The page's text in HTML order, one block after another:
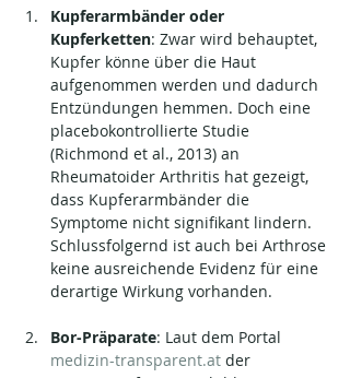
Kupferarmbänder oder
Kupferketten: Zwar wird behauptet,
Kupfer könne über die Haut
aufgenommen werden und dadurch
Entzündungen hemmen. Doch eine
placebokontrollierte Studie
(Richmond et al., 2013) an
Rheumatoider Arthritis hat gezeigt,
dass Kupferarmbänder die
Symptome nicht signifikant lindern.
Schlussfolgernd ist auch bei Arthrose
keine ausreichende Evidenz für eine
derartige Wirkung vorhanden.
Bor-Präparate: Laut dem Portal
medizin-transparent.at der